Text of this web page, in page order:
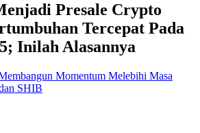
Presale Crypto
Tercepat Pada
Inilah Alasannya